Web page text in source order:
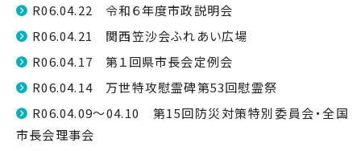
R06.04.22 令和６年度市政説明会
R06.04.21 関西笠沙会ふれあい広場
R06.04.17 第１回県市長会定例会
R06.04.14 万世特攻慰霊碑第53回慰霊祭
R06.04.09～04.10 第15回防災対策特別委員会・全国
市長会理事会